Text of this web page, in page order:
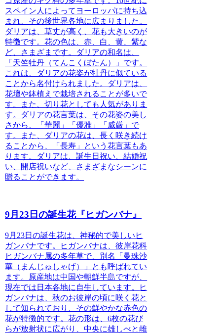
スペイン人によってヨーロッパに持ち込
まれ、その後世界各地に広まりました。
ダリアは、草丈が高く、花も大きいのが
特徴です。花の色は、赤、白、黄、紫な
ど、さまざまです。
ダリアの和名は、
「天竺牡丹（てんこくぼたん）」です。
これは、ダリアの花姿が牡丹に似ている
ことから名付けられました。ダリアは、
花壇や鉢植えで栽培されることが多いで
す。また、切り花としても人気がありま
す。
ダリアの花言葉は、その花姿の美し
さから、「華麗」「優雅」「威厳」で
す。また、ダリアの花は、長く咲き続け
ることから、「長寿」という花言葉もあ
ります。
ダリアは、誕生日祝い、結婚祝
い、開店祝いなど、さまざまなシーンに
贈ることができます。
9月23日の誕生花『ヒガンバナ』
9月23日の誕生花は、神秘的で美しいヒ
ガンバナです。
ヒガンバナは、彼岸花科
ヒガンバナ属の多年草で、別名「曼珠沙
華（まんじゅしゃげ）」とも呼ばれてい
ます。原産地は中国や朝鮮半島ですが、
現在では日本各地に自生しています。
ヒ
ガンバナは、秋のお彼岸の頃に咲く花と
して知られており、その鮮やかな赤色の
花が特徴的です。花の形は、6枚の花び
らが放射状に広がり、中央に雄しべと雌